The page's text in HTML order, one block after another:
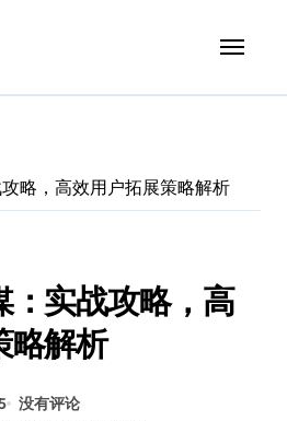
略，高效用户拓展策略解析
：实战攻略，高
略解析
没有评论